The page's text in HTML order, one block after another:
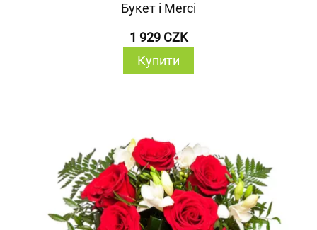
Букет і Merci
1 929 CZK
Купити